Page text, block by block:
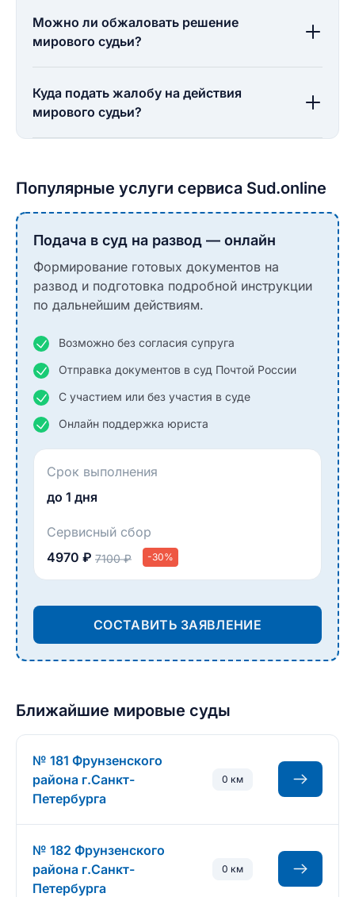
Можно ли обжаловать решение
мирового судьи?
Куда подать жалобу на действия
мирового судьи?
Популярные услуги сервиса Sud.online
Подача в суд на развод — онлайн
Формирование готовых документов на
развод и подготовка подробной инструкции
по дальнейшим действиям.
Возможно без согласия супруга
Отправка документов в суд Почтой России
С участием или без участия в суде
Онлайн поддержка юриста
Срок выполнения
до 1 дня
Сервисный сбор
4970 ₽ 7100 ₽ -30%
СОСТАВИТЬ ЗАЯВЛЕНИЕ
Ближайшие мировые суды
№ 181 Фрунзенского
района г.Санкт-
Петербурга
0 км
№ 182 Фрунзенского
района г.Санкт-
Петербурга
0 км